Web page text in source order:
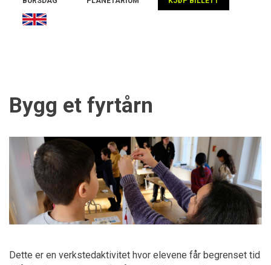
navigation
Bygg et fyrtårn
Dette er en verkstedaktivitet hvor elevene får begrenset tid